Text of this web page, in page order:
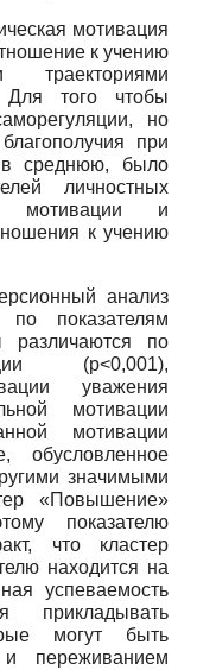
мотивация
к учению
Для того чтобы
но
при
среднюю, было
личностных
мотивации и
к учению
анализ
показателям
различаются по
(p<0,001),
уважения
мотивации
мотивации
обусловленное
значимыми
«Повышение»
показателю
что кластер
находится на
успеваемость
прикладывать
могут быть
переживанием